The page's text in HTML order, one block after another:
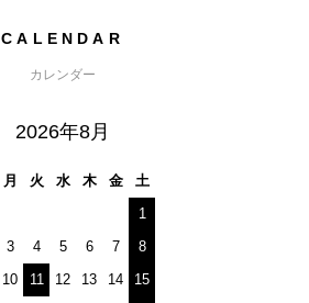
CALENDAR
カレンダー
2026年8月
月 火 水 木 金
土
1
3 4 5 6 7
8
10 11 12 13 14
15